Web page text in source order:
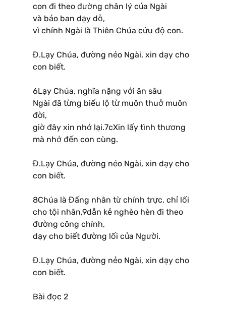
con đi theo đường chân lý của Ngài
và bảo ban dạy dỗ,
vì chính Ngài là Thiên Chúa cứu độ con.
Đ.Lạy Chúa, đường nẻo Ngài, xin dạy cho
con biết.
6Lạy Chúa, nghĩa nặng với ân sâu
Ngài đã từng biểu lộ từ muôn thuở muôn
đời,
giờ đây xin nhớ lại.7cXin lấy tình thương
mà nhớ đến con cùng.
Đ.Lạy Chúa, đường nẻo Ngài, xin dạy cho
con biết.
8Chúa là Đấng nhân từ chính trực, chỉ lối
cho tội nhân,9dẫn kẻ nghèo hèn đi theo
đường công chính,
dạy cho biết đường lối của Người.
Đ.Lạy Chúa, đường nẻo Ngài, xin dạy cho
con biết.
Bài đọc 2